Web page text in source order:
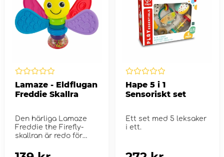
Lamaze - Eldflugan
Freddie Skallra
Den härliga Lamaze
Freddie the Firefly-
skallran är redo för
Hape 5 i 1
Sensoriskt set
Ett set med 5 leksaker
i ett.